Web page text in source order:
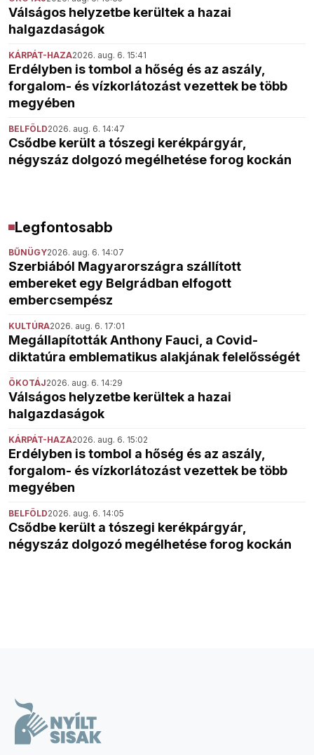
Válságos helyzetbe kerültek a hazai
halgazdaságok
KÁRPÁT-HAZA2026. aug. 6. 15:41
Erdélyben is tombol a hőség és az aszály,
forgalom- és vízkorlátozást vezettek be több
megyében
BELFÖLD2026. aug. 6. 14:47
Csődbe került a tószegi kerékpárgyár,
négyszáz dolgozó megélhetése forog kockán
Legfontosabb
BŰNÜGY2026. aug. 6. 14:07
Szerbiából Magyarországra szállított
embereket egy Belgrádban elfogott
embercsempész
KULTÚRA2026. aug. 6. 17:01
Megállapították Anthony Fauci, a Covid-
diktatúra emblematikus alakjának felelősségét
ÖKOTÁJ2026. aug. 6. 14:29
Válságos helyzetbe kerültek a hazai
halgazdaságok
KÁRPÁT-HAZA2026. aug. 6. 15:02
Erdélyben is tombol a hőség és az aszály,
forgalom- és vízkorlátozást vezettek be több
megyében
BELFÖLD2026. aug. 6. 14:05
Csődbe került a tószegi kerékpárgyár,
négyszáz dolgozó megélhetése forog kockán